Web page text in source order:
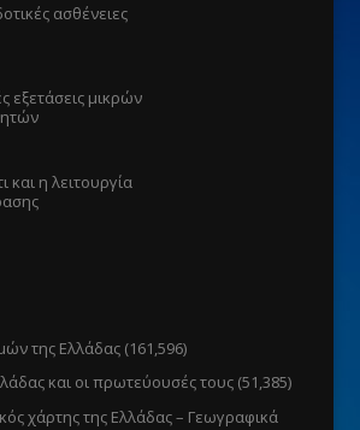
ασθένειες
εξετάσεις μικρών
και η λειτουργία
της Ελλάδας (161,596)
και οι πρωτεύουσές τους (51,385)
χάρτης της Ελλάδας – Γεωγραφικά